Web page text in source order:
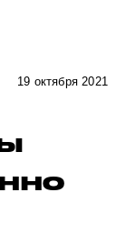
19 октября 2021